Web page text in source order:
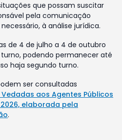
que possam suscitar
pela comunicação
à análise jurídica.
de 4 de julho a 4 de outubro
podendo permanecer até
haja segundo turno.
ser consultadas
aos Agentes Públicos
elaborada pela
.